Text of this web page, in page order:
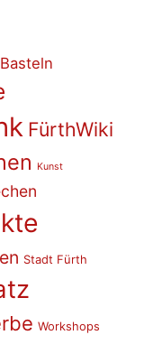
Basteln
FürthWiki
Kunst
Stadt Fürth
Workshops